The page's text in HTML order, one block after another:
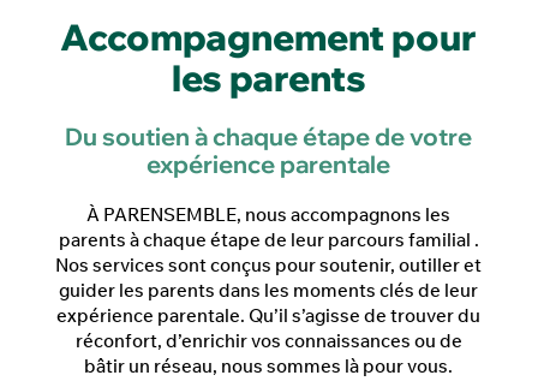
Accompagnement pour
les parents
Du soutien à chaque étape de votre
expérience parentale
À PARENSEMBLE, nous accompagnons les
parents à chaque étape de leur parcours familial .
Nos services sont conçus pour soutenir, outiller et
guider les parents dans les moments clés de leur
expérience parentale. Qu’il s’agisse de trouver du
réconfort, d’enrichir vos connaissances ou de
bâtir un réseau, nous sommes là pour vous.